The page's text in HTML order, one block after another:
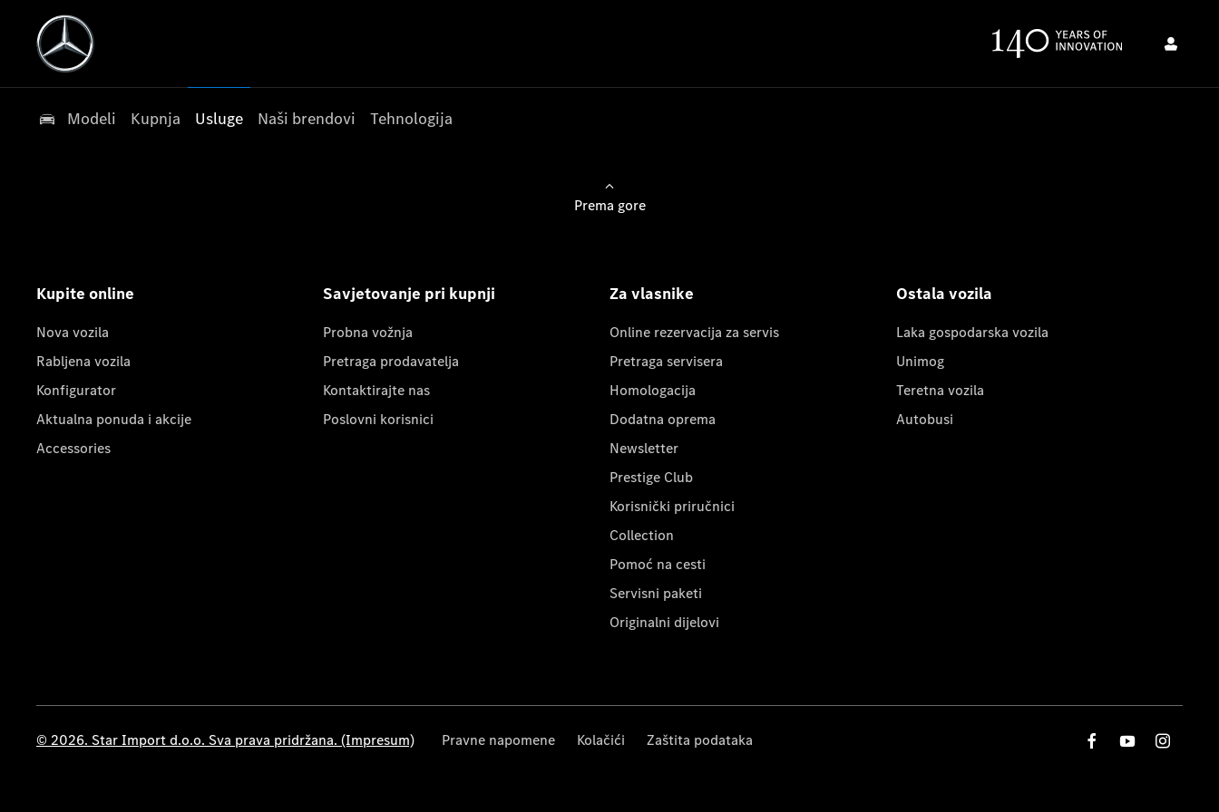
Modeli Kupnja Usluge Naši brendovi Tehnologija
Prema gore
Kupite online
Nova vozila
Rabljena vozila
Konfigurator
Aktualna ponuda i akcije
Accessories
Savjetovanje pri kupnji
Probna vožnja
Pretraga prodavatelja
Kontaktirajte nas
Poslovni korisnici
Za vlasnike
Online rezervacija za servis
Pretraga servisera
Homologacija
Dodatna oprema
Newsletter
Prestige Club
Korisnički priručnici
Collection
Pomoć na cesti
Servisni paketi
Originalni dijelovi
Ostala vozila
Laka gospodarska vozila
Unimog
Teretna vozila
Autobusi
© 2026. Star Import d.o.o. Sva prava pridržana. (Impresum) Pravne napomene Kolačići Zaštita podataka